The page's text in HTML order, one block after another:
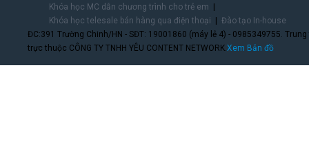
Khóa học MC dẫn chương trình cho trẻ em
Khóa học telesale bán hàng qua điện thoại
Đào tạo In-house
ĐC:391 Trường Chinh/HN - SĐT: 19001860 (máy lẻ 4) - 0985349755.
trực thuộc CÔNG TY TNHH YÊU CONTENT NETWORK.Xem Bản đồ